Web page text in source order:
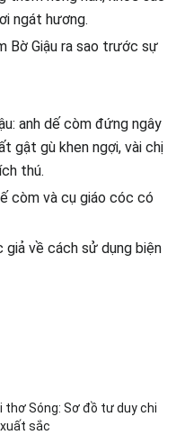
ngát hương.
Bờ Giậu ra sao trước sự
anh dế còm đứng ngây
gật gù khen ngợi, vài chị
thú.
còm và cụ giáo cóc có
về cách sử dụng biện
thơ Sóng: Sơ đồ tư duy chi
sắc